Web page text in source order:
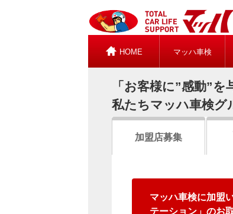
HOME マッハ車検
「お客様に”感動”
私たちマッハ車検グ
加盟店募集
マッハ車検に加盟
テーション」のお